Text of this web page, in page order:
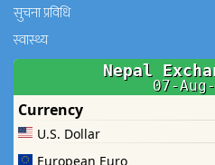
सुचना प्रविधि
स्वास्थ्य